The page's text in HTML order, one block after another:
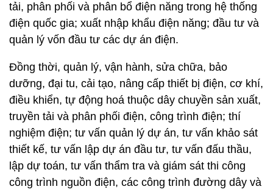
tải, phân phối và phân bổ điện năng trong hệ thống
điện quốc gia; xuất nhập khẩu điện năng; đầu tư và
quản lý vốn đầu tư các dự án điện.
Đồng thời, quản lý, vận hành, sửa chữa, bảo
dưỡng, đại tu, cải tạo, nâng cấp thiết bị điện, cơ khí,
điều khiển, tự động hoá thuộc dây chuyền sản xuất,
truyền tải và phân phối điện, công trình điện; thí
nghiệm điện; tư vấn quản lý dự án, tư vấn khảo sát
thiết kế, tư vấn lập dự án đầu tư, tư vấn đấu thầu,
lập dự toán, tư vấn thẩm tra và giám sát thi công
công trình nguồn điện, các công trình đường dây và